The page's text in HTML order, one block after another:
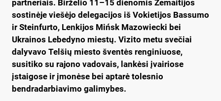
partneriais. Birželio 11–15 dienomis Žemaitijos
sostinėje viešėjo delegacijos iš Vokietijos Bassumo
ir Steinfurto, Lenkijos Mińsk Mazowiecki bei
Ukrainos Lebedyno miestų. Vizito metu svečiai
dalyvavo Telšių miesto šventės renginiuose,
susitiko su rajono vadovais, lankėsi įvairiose
įstaigose ir įmonėse bei aptarė tolesnio
bendradarbiavimo galimybes.